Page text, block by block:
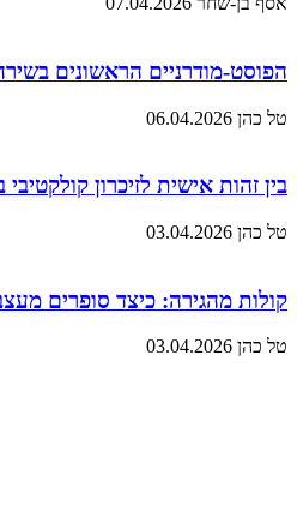
הפוסט-מודרניים הראשונים
טל כהן 06.04.2026
בין זהות אישית לזיכרון
טל כהן 03.04.2026
קולות מהגירה: כיצד סופרים
טל כהן 03.04.2026